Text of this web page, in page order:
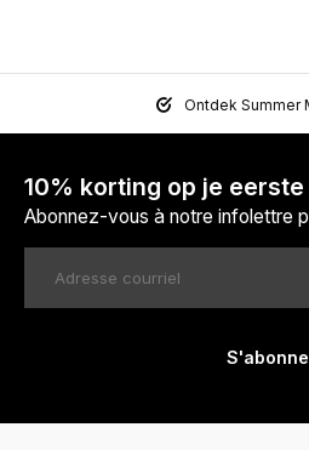
Ontdek Summer
10% korting op je eerste
Abonnez-vous à notre infolettre